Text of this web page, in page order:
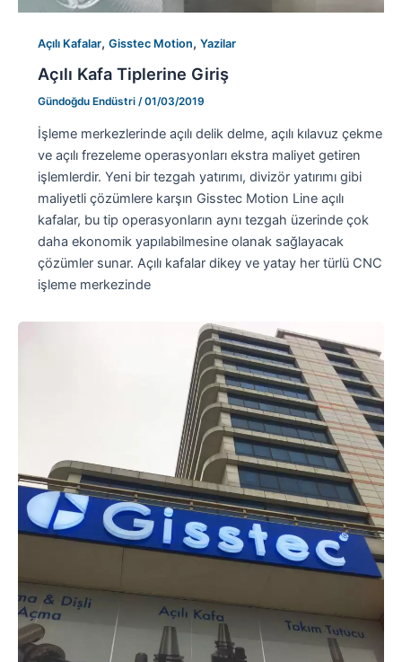
Açılı Kafalar, Gisstec Motion, Yazilar
Açılı Kafa Tiplerine Giriş
Gündoğdu Endüstri /01/03/2019
İşleme merkezlerinde açılı delik delme, açılı kılavuz çekme
ve açılı frezeleme operasyonları ekstra maliyet getiren
işlemlerdir. Yeni bir tezgah yatırımı, divizör yatırımı gibi
maliyetli çözümlere karşın Gisstec Motion Line açılı
kafalar, bu tip operasyonların aynı tezgah üzerinde çok
daha ekonomik yapılabilmesine olanak sağlayacak
çözümler sunar. Açılı kafalar dikey ve yatay her türlü CNC
işleme merkezinde